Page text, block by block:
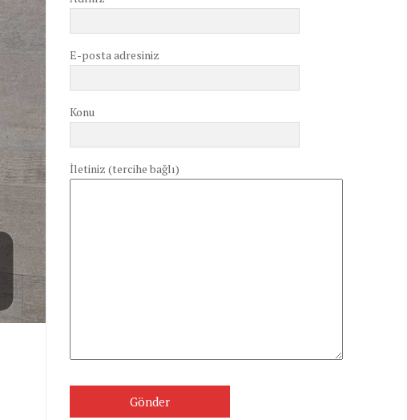
E-posta adresiniz
Konu
İletiniz (tercihe bağlı)